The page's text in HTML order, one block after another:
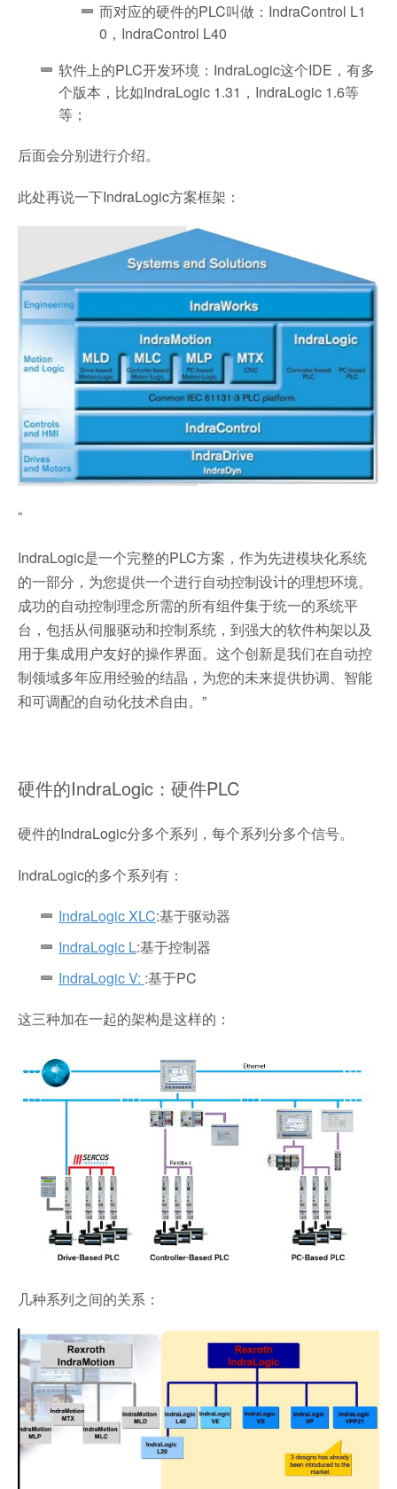
而对应的硬件的PLC叫做：IndraControl L1
0，IndraControl L40
软件上的PLC开发环境：IndraLogic这个IDE，有多
个版本，比如IndraLogic 1.31，IndraLogic 1.6等
等；
后面会分别进行介绍。
此处再说一下IndraLogic方案框架：
“
IndraLogic是一个完整的PLC方案，作为先进模块化系统
的一部分，为您提供一个进行自动控制设计的理想环境。
成功的自动控制理念所需的所有组件集于统一的系统平
台，包括从伺服驱动和控制系统，到强大的软件构架以及
用于集成用户友好的操作界面。这个创新是我们在自动控
制领域多年应用经验的结晶，为您的未来提供协调、智能
和可调配的自动化技术自由。”
硬件的IndraLogic：硬件PLC
硬件的IndraLogic分多个系列，每个系列分多个信号。
IndraLogic的多个系列有：
IndraLogic XLC:基于驱动器
IndraLogic L:基于控制器
IndraLogic V: :基于PC
这三种加在一起的架构是这样的：
几种系列之间的关系：